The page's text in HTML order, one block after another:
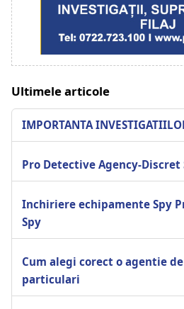
Ultimele articole
IMPORTANTA
Pro Detective Agency-Discret
Inchiriere echipamente Spy
Spy
Cum alegi corect o agentie
particulari